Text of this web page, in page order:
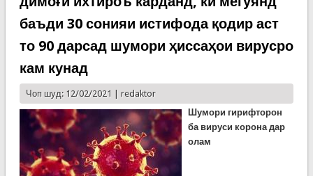
баъди 30 сонияи истифода қодир аст
то 90 дарсад шумори ҳиссаҳои вирусро
кам кунад
Чоп шуд: 12/02/2021 | redaktor
Шумори гирифторон
ба вируси корона дар
олам